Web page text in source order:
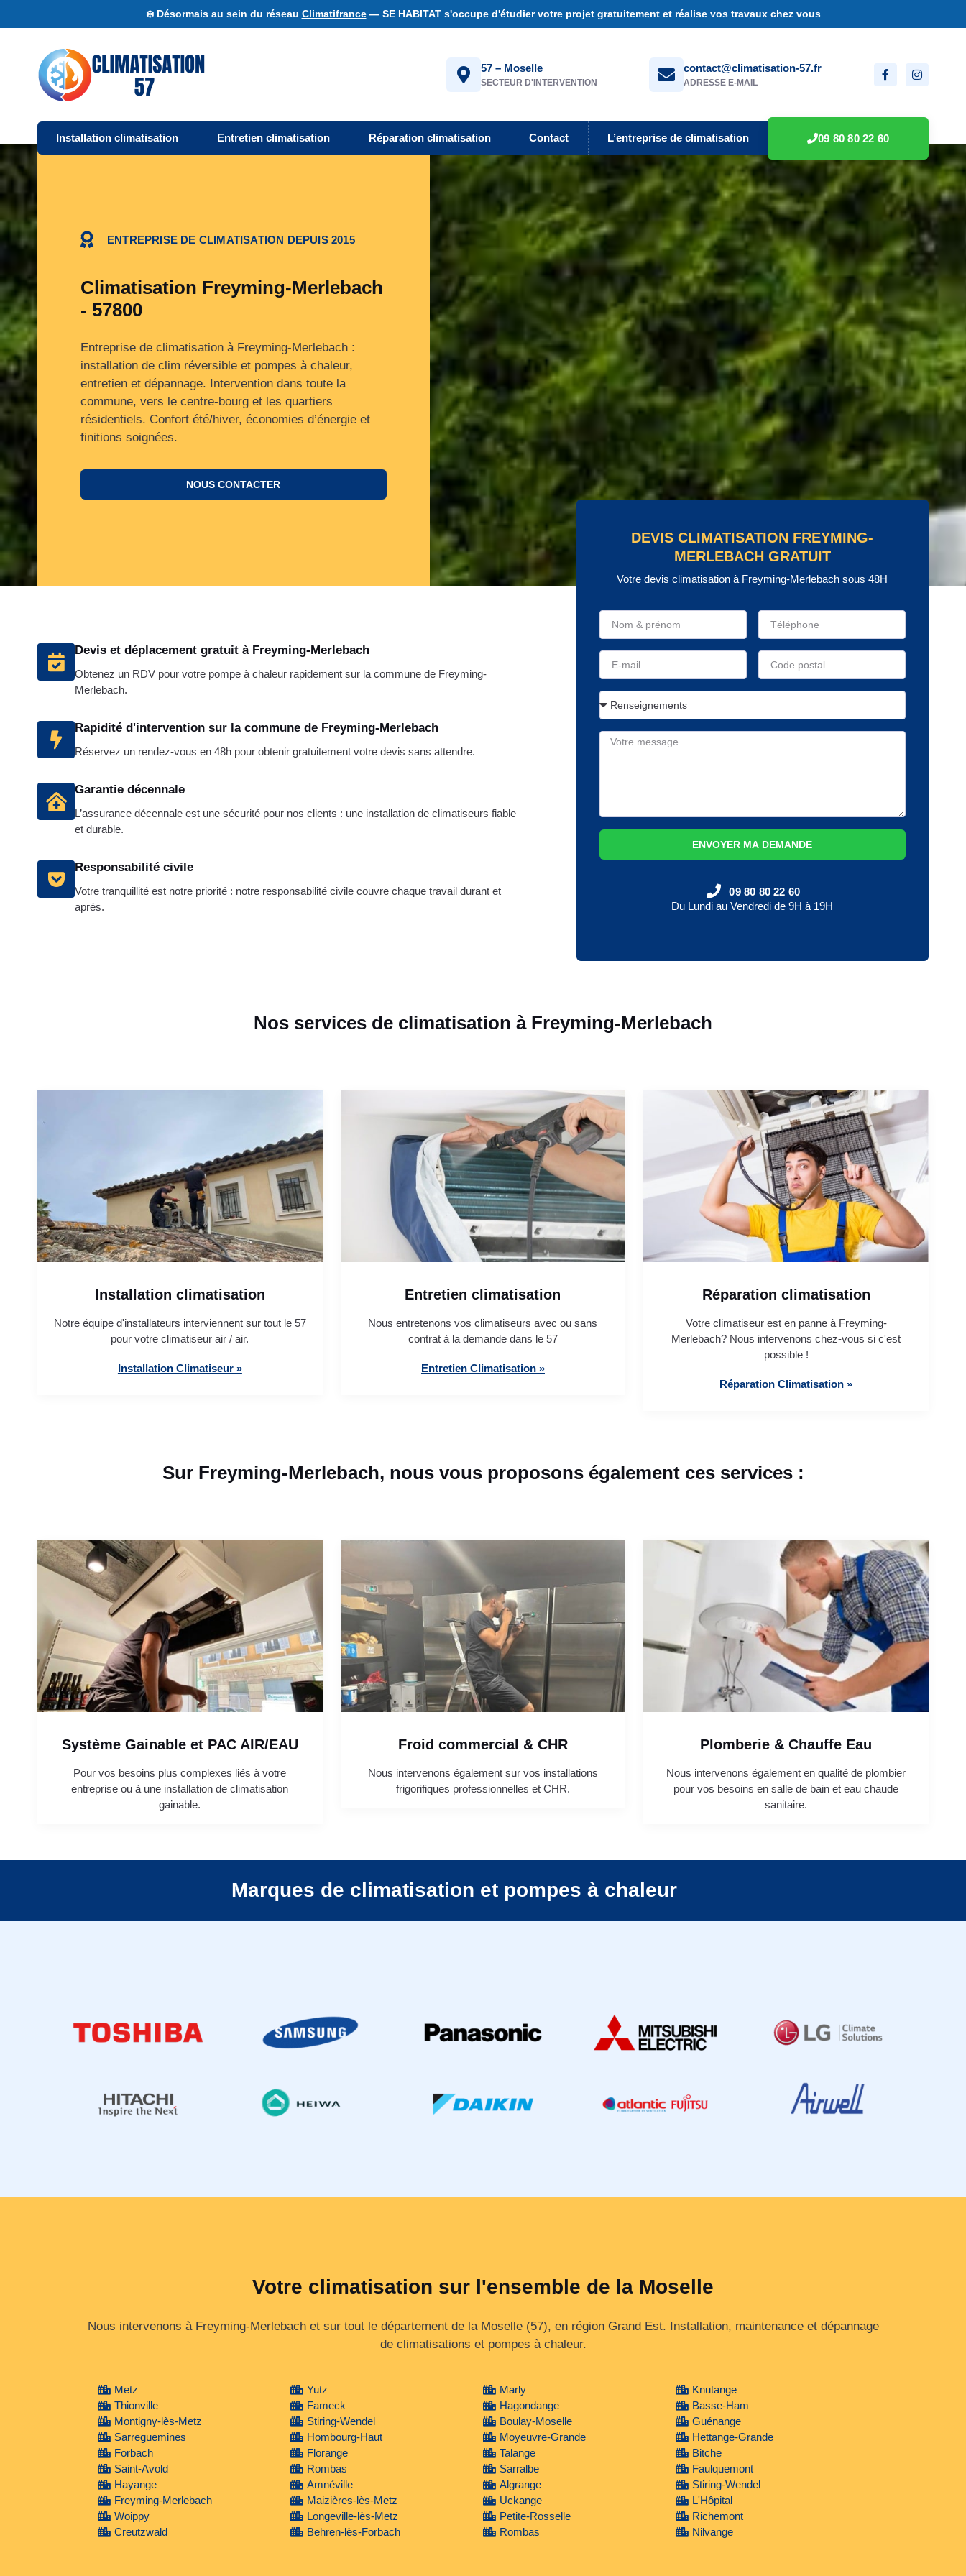
❄️ Désormais au sein du réseau Climatifrance— SE HABITAT s'occupe d'étudier votre projet gratuitement et réalise vos travaux chez vous
57 – Moselle
SECTEUR D'INTERVENTION
contact@climatisation-57.fr
ADRESSE E-MAIL
Installation climatisation Entretien climatisation Réparation climatisation Contact L’entreprise de climatisation 09 80 80 22 60
ENTREPRISE DE CLIMATISATION DEPUIS 2015
Climatisation Freyming-Merlebach
- 57800
Entreprise de climatisation à Freyming-Merlebach :
installation de clim réversible et pompes à chaleur,
entretien et dépannage. Intervention dans toute la
commune, vers le centre‑bourg et les quartiers
résidentiels. Confort été/hiver, économies d’énergie et
finitions soignées.
NOUS CONTACTER
Devis et déplacement gratuit à Freyming-Merlebach
Obtenez un RDV pour votre pompe à chaleur rapidement sur la commune de Freyming-
Merlebach.
Rapidité d'intervention sur la commune de Freyming-Merlebach
Réservez un rendez-vous en 48h pour obtenir gratuitement votre devis sans attendre.
Garantie décennale
L’assurance décennale est une sécurité pour nos clients : une installation de climatiseurs fiable
et durable.
Responsabilité civile
Votre tranquillité est notre priorité : notre responsabilité civile couvre chaque travail durant et
après.
DEVIS CLIMATISATION FREYMING-
MERLEBACH GRATUIT
Votre devis climatisation à Freyming-Merlebach sous 48H
ENVOYER MA DEMANDE
09 80 80 22 60
Du Lundi au Vendredi de 9H à 19H
Nos services de climatisation à Freyming-Merlebach
Installation climatisation
Notre équipe d'installateurs interviennent sur tout le 57
pour votre climatiseur air / air.
Installation Climatiseur »
Entretien climatisation
Nous entretenons vos climatiseurs avec ou sans
contrat à la demande dans le 57
Entretien Climatisation »
Réparation climatisation
Votre climatiseur est en panne à Freyming-
Merlebach? Nous intervenons chez-vous si c'est
possible !
Réparation Climatisation »
Sur Freyming-Merlebach, nous vous proposons également ces services :
Système Gainable et PAC AIR/EAU
Pour vos besoins plus complexes liés à votre
entreprise ou à une installation de climatisation
gainable.
Froid commercial & CHR
Nous intervenons également sur vos installations
frigorifiques professionnelles et CHR.
Plomberie & Chauffe Eau
Nous intervenons également en qualité de plombier
pour vos besoins en salle de bain et eau chaude
sanitaire.
Marques de climatisation et pompes à chaleur
Votre climatisation sur l'ensemble de la Moselle
Nous intervenons à Freyming-Merlebach et sur tout le département de la Moselle (57), en région Grand Est. Installation, maintenance et dépannage
de climatisations et pompes à chaleur.
Metz
Thionville
Montigny-lès-Metz
Sarreguemines
Forbach
Saint-Avold
Hayange
Freyming-Merlebach
Woippy
Creutzwald
Yutz
Fameck
Stiring-Wendel
Hombourg-Haut
Florange
Rombas
Amnéville
Maizières-lès-Metz
Longeville-lès-Metz
Behren-lès-Forbach
Marly
Hagondange
Boulay-Moselle
Moyeuvre-Grande
Talange
Sarralbe
Algrange
Uckange
Petite-Rosselle
Rombas
Knutange
Basse-Ham
Guénange
Hettange-Grande
Bitche
Faulquemont
Stiring-Wendel
L'Hôpital
Richemont
Nilvange